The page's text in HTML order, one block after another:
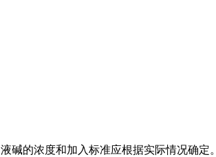
的浓度和加入标准应根据实际情况确定